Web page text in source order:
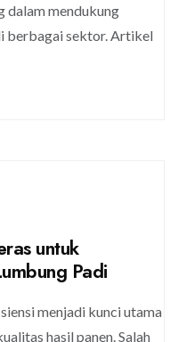
dalam mendukung
berbagai sektor. Artikel
untuk
Padi
menjadi kunci utama
hasil panen. Salah